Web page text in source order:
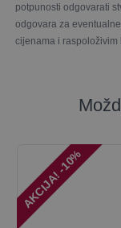
potpunosti odgovarati
odgovara za
cijenama i raspoloživim
AKCIJA! -10%